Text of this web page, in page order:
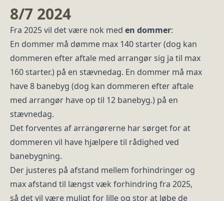
8/7 2024
Fra 2025 vil det være nok med en dommer:
En dommer må dømme max 140 starter (dog kan
dommeren efter aftale med arrangør sig ja til max
160 starter.) på en stævnedag. En dommer må max
have 8 banebyg (dog kan dommeren efter aftale
med arrangør have op til 12 banebyg.) på en
stævnedag.
Det forventes af arrangørerne har sørget for at
dommeren vil have hjælpere til rådighed ved
banebygning.
Der justeres på afstand mellem forhindringer og
max afstand til længst væk forhindring fra 2025,
så det vil være muligt for lille og stor at løbe de